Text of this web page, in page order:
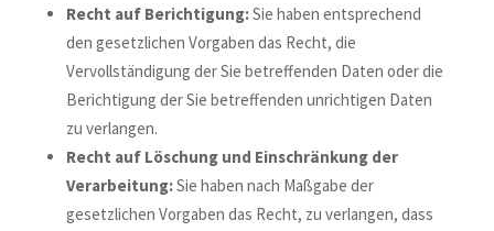
Recht auf Berichtigung:Sie haben entsprechend
den gesetzlichen Vorgaben das Recht, die
Vervollständigung der Sie betreffenden Daten oder die
Berichtigung der Sie betreffenden unrichtigen Daten
zu verlangen.
Recht auf Löschung und Einschränkung der
Verarbeitung:Sie haben nach Maßgabe der
gesetzlichen Vorgaben das Recht, zu verlangen, dass